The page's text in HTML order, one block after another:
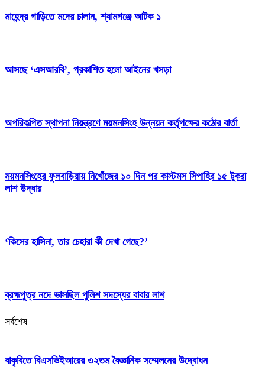
মাহেন্দ্র গাড়িতে মদের চালান, শ্যামগঞ্জে আটক ১
আসছে ‘এসআরবি’, প্রকাশিত হলো আইনের খসড়া
অপরিকল্পিত স্থাপনা নিয়ন্ত্রণে ময়মনসিংহ উন্নয়ন কর্তৃপক্ষের কঠোর বার্তা
ময়মনসিংহের ফুলবাড়িয়ায় নিখোঁজের ১০ দিন পর কাস্টমস সিপাহির ১৫ টুকরা
লাশ উদ্ধার
‘কিসের হাসিনা, তার চেহারা কী দেখা গেছে?’
ব্রহ্মপুত্র নদে ভাসছিল পুলিশ সদস্যের বাবার লাশ
সর্বশেষ
বাকৃবিতে বিএসভিইআরের ৩২তম বৈজ্ঞানিক সম্মেলনের উদ্বোধন